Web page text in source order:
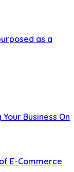
as a
Business On
E-Commerce